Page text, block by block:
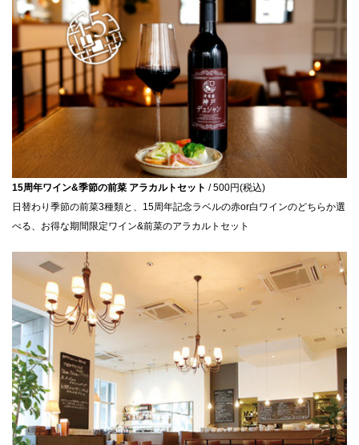
15周年ワイン&季節の前菜 アラカルトセット / 500円(税込)
日替わり季節の前菜3種類と、15周年記念ラベルの赤or白ワインのどちらか選
べる、お得な期間限定ワイン&前菜のアラカルトセット